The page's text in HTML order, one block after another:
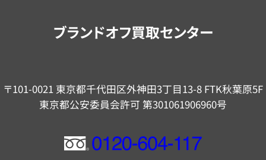
ブランドオフ買取センター
〒101-0021 東京都千代田区外神田3丁目13-8 FTK秋葉原5F
東京都公安委員会許可 第301061906960号
フ